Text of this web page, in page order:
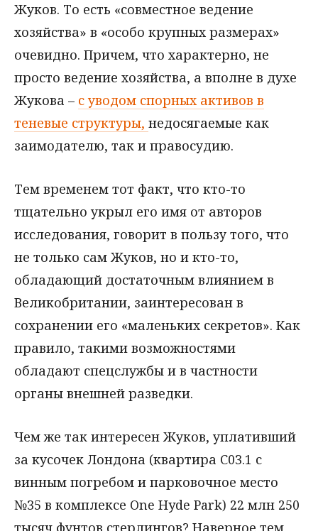
Жуков. То есть «совместное ведение
хозяйства» в «особо крупных размерах»
очевидно. Причем, что характерно, не
просто ведение хозяйства, а вполне в духе
Жукова – с уводом спорных активов в
теневые структуры, недосягаемые как
заимодателю, так и правосудию.
Тем временем тот факт, что кто-то
тщательно укрыл его имя от авторов
исследования, говорит в пользу того, что
не только сам Жуков, но и кто-то,
обладающий достаточным влиянием в
Великобритании, заинтересован в
сохранении его «маленьких секретов». Как
правило, такими возможностями
обладают спецслужбы и в частности
органы внешней разведки.
Чем же так интересен Жуков, уплативший
за кусочек Лондона (квартира С03.1 с
винным погребом и парковочное место
№35 в комплексе One Hyde Park) 22 млн 250
тысяч фунтов стерлингов? Наверное тем,